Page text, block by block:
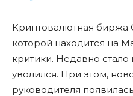
Криптовалютная биржа
которой находится на
критики. Недавно стало
уволился. При этом,
руководителя